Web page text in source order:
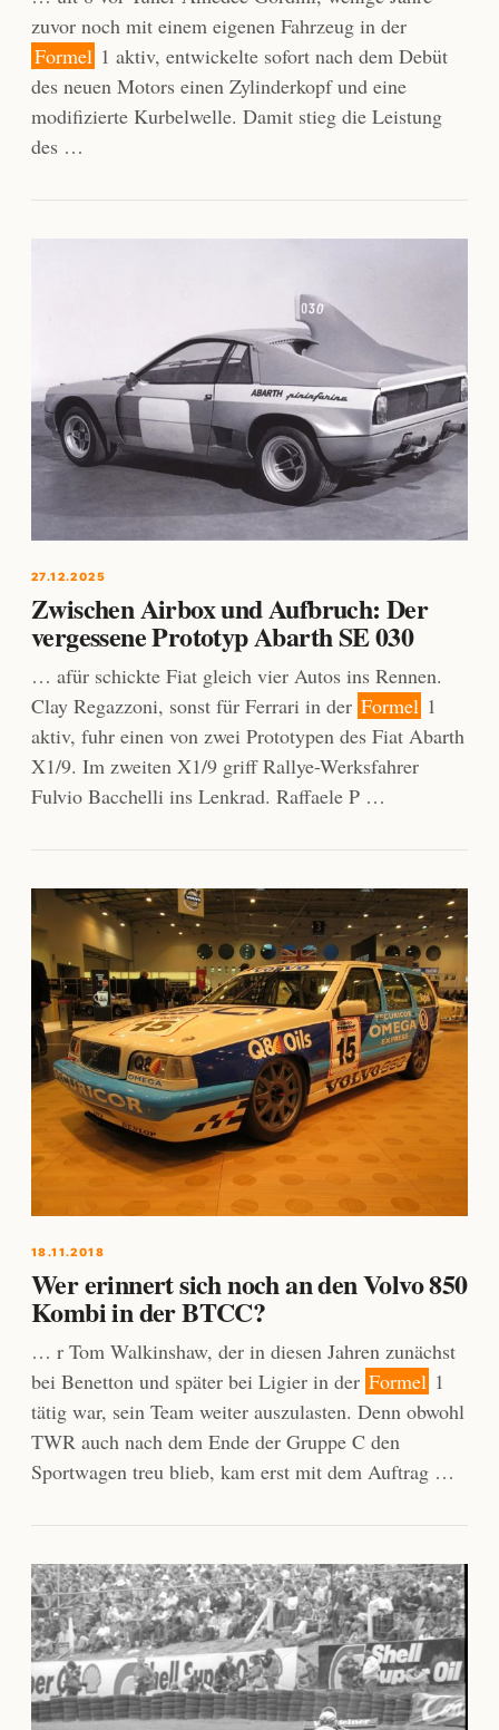
zuvor noch mit einem eigenen Fahrzeug in der
Formel 1 aktiv, entwickelte sofort nach dem Debüt
des neuen Motors einen Zylinderkopf und eine
modifizierte Kurbelwelle. Damit stieg die Leistung
des …
27.12.2025
Zwischen Airbox und Aufbruch: Der
vergessene Prototyp Abarth SE 030
… afür schickte Fiat gleich vier Autos ins Rennen.
Clay Regazzoni, sonst für Ferrari in der Formel 1
aktiv, fuhr einen von zwei Prototypen des Fiat Abarth
X1/9. Im zweiten X1/9 griff Rallye-Werksfahrer
Fulvio Bacchelli ins Lenkrad. Raffaele P …
18.11.2018
Wer erinnert sich noch an den Volvo 850
Kombi in der BTCC?
… r Tom Walkinshaw, der in diesen Jahren zunächst
bei Benetton und später bei Ligier in der Formel 1
tätig war, sein Team weiter auszulasten. Denn obwohl
TWR auch nach dem Ende der Gruppe C den
Sportwagen treu blieb, kam erst mit dem Auftrag …